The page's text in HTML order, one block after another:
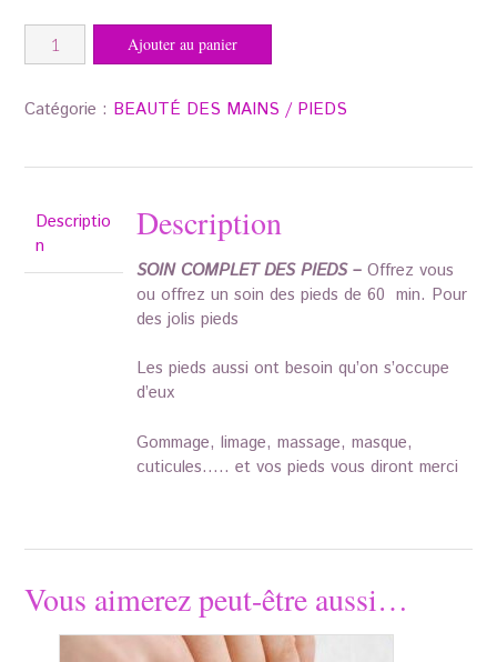
quantité
de
SOIN
MIN
Ajouter au panier
Catégorie : BEAUTÉ DES MAINS / PIEDS
Descriptio
n
Description
SOIN COMPLET DES PIEDS – Offrez vous
ou offrez un soin des pieds de 60 min. Pour
des jolis pieds
Les pieds aussi ont besoin qu’on s’occupe
d’eux
Gommage, limage, massage, masque,
cuticules….. et vos pieds vous diront merci
Vous aimerez peut-être aussi…